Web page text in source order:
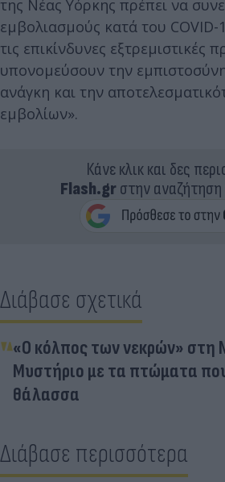
της Νέας Υόρκης πρέπει να
εμβολιασμούς κατά του
τις επικίνδυνες εξτρεμιστικές
υπονομεύσουν την
ανάγκη και την
εμβολίων».
Κάνε κλικ και δες
Flash.grστην αναζήτηση
Διάβασε σχετικά
«Ο κόλπος των νεκρών» στη
Μυστήριο με τα πτώματα
θάλασσα
Διάβασε περισσότερα